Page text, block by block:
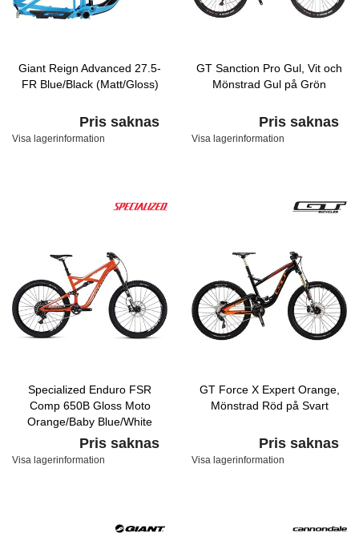
Giant Reign Advanced 27.5-
FR Blue/Black (Matt/Gloss)
Pris saknas
Visa lagerinformation
GT Sanction Pro Gul, Vit och
Mönstrad Gul på Grön
Pris saknas
Visa lagerinformation
Specialized Enduro FSR
Comp 650B Gloss Moto
Orange/Baby Blue/White
Pris saknas
Visa lagerinformation
GT Force X Expert Orange,
Mönstrad Röd på Svart
Pris saknas
Visa lagerinformation